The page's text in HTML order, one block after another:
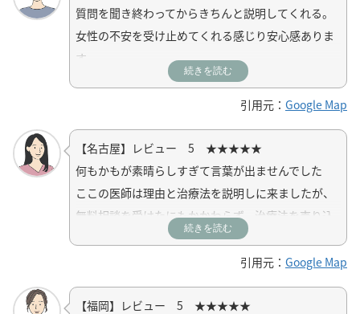
質問を聞き終わってからきちんと説明してくれる。
女性の不安を受け止めてくれる感じり安心感ありま
す。
続きを読む
引用元： Google Map
【名古屋】レビュー 5 ★★★★★
何もかもが素晴らしすぎて言葉が出ませんでした
ここの医師は理由と治療法を説明しに来ましたが、
無料相談を受けたにもかかわらず、治療法を売り込
もうとしませんでした。
続きを読む
引用元： Google Map
【福岡】レビュー 5 ★★★★★